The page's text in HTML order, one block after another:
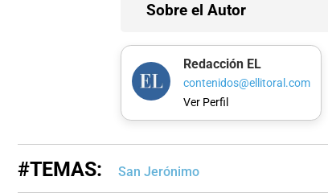
Sobre el Autor
Redacción EL
contenidos@ellitoral.com
Ver Perfil
#TEMAS: San Jerónimo